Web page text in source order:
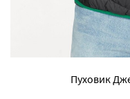
Пуховик